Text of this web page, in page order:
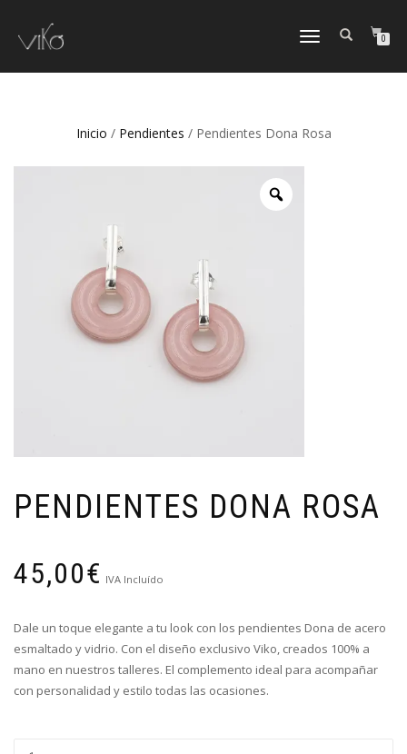
TOGGLE
0
Inicio / Pendientes / Pendientes Dona Rosa
PENDIENTES DONA ROSA
45,00€ IVA Incluído
Dale un toque elegante a tu look con los pendientes Dona de acero
esmaltado y vidrio. Con el diseño exclusivo Viko, creados 100% a
mano en nuestros talleres. El complemento ideal para acompañar
con personalidad y estilo todas las ocasiones.